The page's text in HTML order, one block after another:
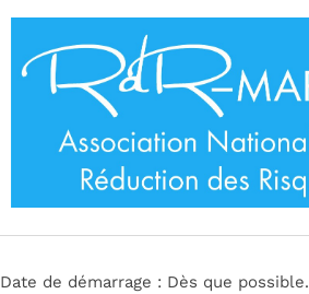
Date de démarrage : Dès que possible.